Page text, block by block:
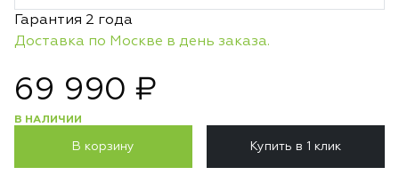
Гарантия 2 года
Доставка по Москве в день заказа.
69 990 ₽
В НАЛИЧИИ
В корзину Купить в 1 клик